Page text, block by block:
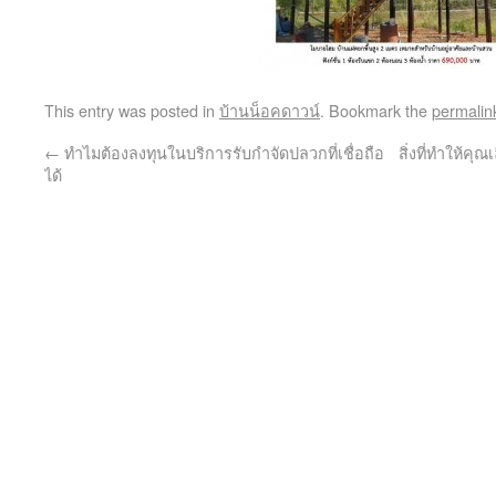
This entry was posted in บ้านน็อคดาวน์. Bookmark the
← ทำไมต้องลงทุนในบริการรับกำจัดปลวกที่เชื่อถือ
ได้
สิ่งที่ทำให้คุณ